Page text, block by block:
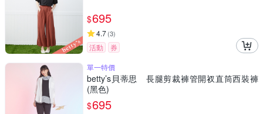
$695
4.7(3)
活動
券
單一特價
betty’s貝蒂思 長腿剪裁褲管開衩直筒西裝褲
(黑色)
$695